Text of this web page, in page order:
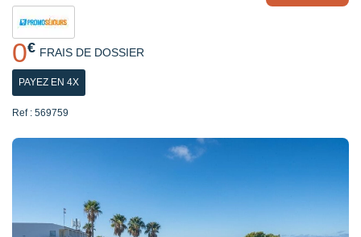
0€ FRAIS DE DOSSIER
PAYEZ EN 4X
Ref : 569759